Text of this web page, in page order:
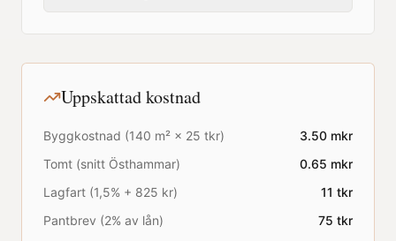
Uppskattad kostnad
Byggkostnad (140 m² × 25 tkr) 3.50 mkr
Tomt (snitt Östhammar) 0.65 mkr
Lagfart (1,5% + 825 kr)
11 tkr
Pantbrev (2% av lån)
75 tkr